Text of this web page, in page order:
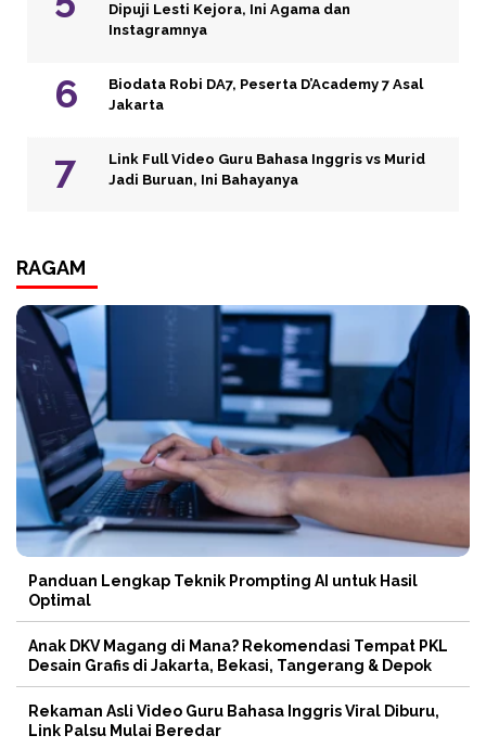
Dipuji Lesti Kejora, Ini Agama dan
Instagramnya
Biodata Robi DA7, Peserta D’Academy 7 Asal
Jakarta
Link Full Video Guru Bahasa Inggris vs Murid
Jadi Buruan, Ini Bahayanya
RAGAM
Panduan Lengkap Teknik Prompting AI untuk Hasil
Optimal
Anak DKV Magang di Mana? Rekomendasi Tempat PKL
Desain Grafis di Jakarta, Bekasi, Tangerang & Depok
Rekaman Asli Video Guru Bahasa Inggris Viral Diburu,
Link Palsu Mulai Beredar